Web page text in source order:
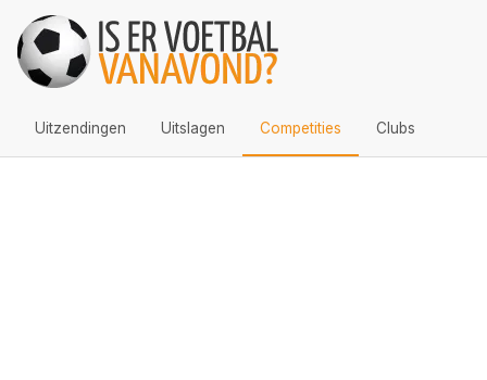
Uitzendingen Uitslagen Competities Clubs